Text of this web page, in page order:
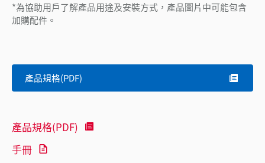
*為協助用戶了解產品用途及安裝方式，產品圖片中可能包含
加購配件。
產品規格(PDF)
產品規格(PDF)
手冊